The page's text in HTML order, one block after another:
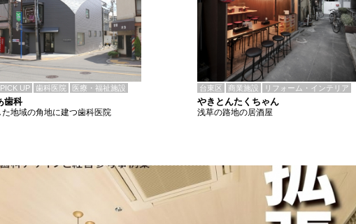
PICK UP 歯科医院 医療・福祉施設
歯科
た地域の角地に建つ歯科医院
台東区 商業施設 リフォーム・インテリア
やきとんたくちゃん
浅草の路地の居酒屋